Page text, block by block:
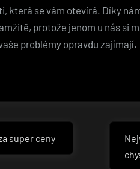
která se vám otevírá. Díky
protože jenom u nás si
problémy opravdu zajímají.
super ceny